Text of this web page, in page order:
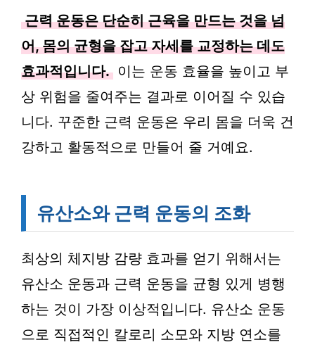
근력 운동은 단순히 근육을 만드는 것을 넘
어, 몸의 균형을 잡고 자세를 교정하는 데도
효과적입니다. 이는 운동 효율을 높이고 부
상 위험을 줄여주는 결과로 이어질 수 있습
니다. 꾸준한 근력 운동은 우리 몸을 더욱 건
강하고 활동적으로 만들어 줄 거예요.
유산소와 근력 운동의 조화
최상의 체지방 감량 효과를 얻기 위해서는
유산소 운동과 근력 운동을 균형 있게 병행
하는 것이 가장 이상적입니다. 유산소 운동
으로 직접적인 칼로리 소모와 지방 연소를